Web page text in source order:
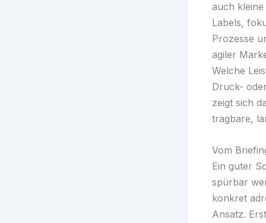
auch
Labels,
Prozesse
agiler
Welche
Druck-
zeigt sich
tragbare,
Vom
Ein guter
spürbar
konkret
Ansatz.